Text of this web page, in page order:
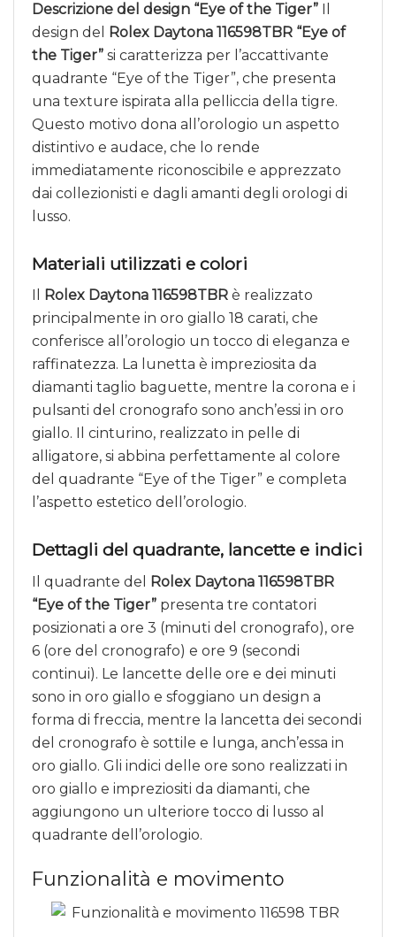
Descrizione del design “Eye of the Tiger”
design del
Rolex Daytona 116598TBR “Eye of
the Tiger” si caratterizza per l’accattivante
quadrante “Eye of the Tiger”, che presenta
una texture ispirata alla pelliccia della tigre.
Questo motivo dona all’orologio un aspetto
distintivo e audace, che lo rende
immediatamente riconoscibile e apprezzato
dai collezionisti e dagli amanti degli orologi di
lusso.
Materiali utilizzati e colori
Rolex Daytona 116598TBR è realizzato
principalmente in oro giallo 18 carati, che
conferisce all’orologio un tocco di eleganza e
raffinatezza. La lunetta è impreziosita da
diamanti taglio baguette, mentre la corona e i
pulsanti del cronografo sono anch’essi in oro
giallo. Il cinturino, realizzato in pelle di
alligatore, si abbina perfettamente al colore
del quadrante “Eye of the Tiger” e completa
l’aspetto estetico dell’orologio.
Dettagli del quadrante, lancette e indici
Il quadrante del
Rolex Daytona 116598TBR
“Eye of the Tiger” presenta tre contatori
posizionati a ore 3 (minuti del cronografo), ore
6 (ore del cronografo) e ore 9 (secondi
continui). Le lancette delle ore e dei minuti
sono in oro giallo e sfoggiano un design a
forma di freccia, mentre la lancetta dei secondi
del cronografo è sottile e lunga, anch’essa in
oro giallo. Gli indici delle ore sono realizzati in
oro giallo e impreziositi da diamanti, che
aggiungono un ulteriore tocco di lusso al
quadrante dell’orologio.
Funzionalità e movimento